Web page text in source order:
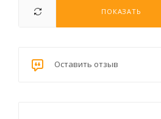
ПОКАЗАТЬ
Оставить отзыв